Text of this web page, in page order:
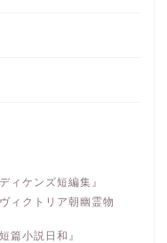
ィケンズ短編集』
ィクトリア朝幽霊物
篇小説日和』